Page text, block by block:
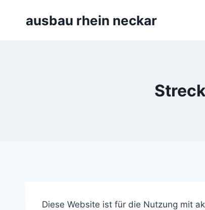
ausbau rhein neckar
Diese Website ist für die Nutzung mit